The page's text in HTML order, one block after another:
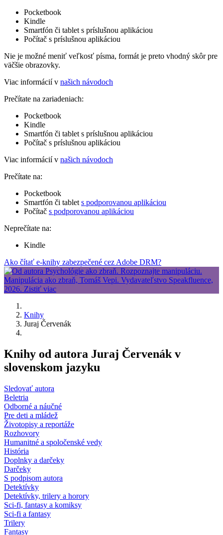
Pocketbook
Kindle
Smartfón či tablet s príslušnou aplikáciou
Počítač s príslušnou aplikáciou
Nie je možné meniť veľkosť písma, formát je preto vhodný skôr pre
väčšie obrazovky.
Viac informácií v našich návodoch
Prečítate na zariadeniach:
Pocketbook
Kindle
Smartfón či tablet s príslušnou aplikáciou
Počítač s príslušnou aplikáciou
Viac informácií v našich návodoch
Prečítate na:
Pocketbook
Smartfón či tablet s podporovanou aplikáciou
Počítač s podporovanou aplikáciou
Neprečítate na:
Kindle
Ako čítať e-knihy zabezpečené cez Adobe DRM?
Knihy
Juraj Červenák
Knihy od autora Juraj Červenák v
slovenskom jazyku
Sledovať autora
Beletria
Odborné a náučné
Pre deti a mládež
Životopisy a reportáže
Rozhovory
Humanitné a spoločenské vedy
História
Doplnky a darčeky
Darčeky
S podpisom autora
Detektívky
Detektívky, trilery a horory
Sci-fi, fantasy a komiksy
Sci-fi a fantasy
Trilery
Fantasy